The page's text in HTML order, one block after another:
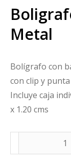
Metal
Bolígrafo con
con clip y
Incluye caja
x 1.20 cms